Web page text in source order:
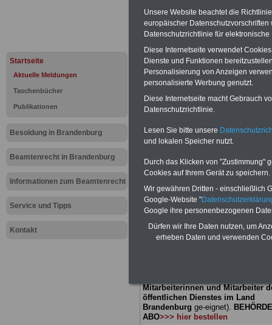
Startseite
Aktuelle Meldungen
Taschenbücher
Publikationen
Besoldung in Brandenburg
Beamtenrecht in Brandenburg
Informationen zum Beamtenrecht
Service und Tipps
Kontakt
Nachzahlungen
Beamtezwischen mind.
SERVICE gibt hierzu
dem Beschluss des
wird (wahrscheinlich im
Broschüre.
Meldung
Kuren
25,00 Euro: Wissenswertes für
und Beamte, Beamten-
Mitarbeiterinnen und Mitarbeiter
öffentlichen Dienstes im Land
Brandenburg ge-eignet).
ABO>>> hier bestellen
Unsere Website beachtet die
europäischer
Datenschutzrichtlinie für
Diese Internetseite verwendet
Dienste und Funktionen
Personalisierung von Anzeigen
personalisierte Werbung genutzt.
Diese Internetseite macht Gebrauch
Datenschutzrichtlinie.
Lesen Sie bitte unsere
und lokalen Speicher nutzt.
Durch das Klicken von "Zustimmung"
Cookies auf Ihrem Gerät zu speichern.
Wir gewähren Dritten - einschließlich
Google-Website "
Google ihre personenbezogenen
Dürfen wir Ihre Daten nutzen, um
erheben Daten und verwenden